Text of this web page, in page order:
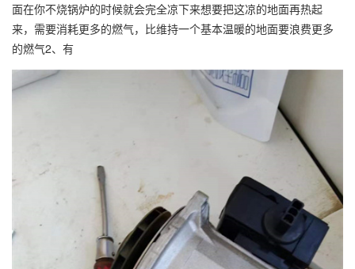
面在你不烧锅炉的时候就会完全凉下来想要把这凉的地面再热起
来，需要消耗更多的燃气，比维持一个基本温暖的地面要浪费更多
的燃气2、有